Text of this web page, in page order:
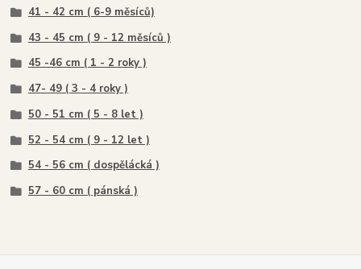
41 - 42 cm ( 6-9 měsíců)
43 - 45 cm ( 9 - 12 měsíců )
45 -46 cm ( 1 - 2 roky )
47- 49 ( 3 - 4 roky )
50 - 51 cm ( 5 - 8 let )
52 - 54 cm ( 9 - 12 let )
54 - 56 cm ( dospělácká )
57 - 60 cm ( pánská )